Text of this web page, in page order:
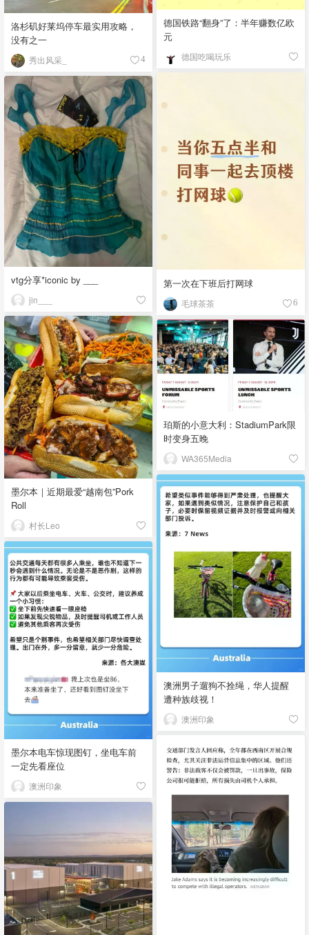
德国铁路“翻身”了：半年赚数亿欧
元
德国吃喝玩乐
洛杉矶好莱坞停车最实用攻略，
没有之一
秀出风采_ 4
第一次在下班后打网球
毛球茶茶 6
vtg分享*iconic by ___
jin___
墨尔本｜近期最爱“越南包”Pork
Roll
村长Leo
珀斯的小意大利：StadiumPark限
时变身五晚
WA365Media
澳洲男子遛狗不拴绳，华人提醒
遭种族歧视！
澳洲印象
墨尔本电车惊现图钉，坐电车前
一定先看座位
澳洲印象